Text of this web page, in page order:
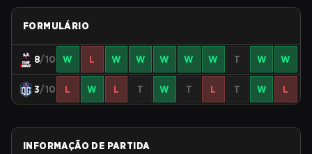
FORMULÁRIO
8/10 W L W W W W W T W W
3/10 L W L T W T L T W L
INFORMAÇÃO DE PARTIDA